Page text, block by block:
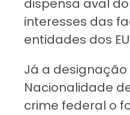
dispensa aval
interesses das
entidades dos
Já a designação
Nacionalidade
crime federal o